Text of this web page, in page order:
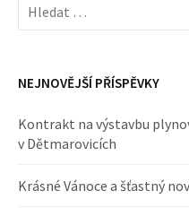
NEJNOVĚJŠÍ PŘÍSPĚVKY
Kontrakt na výstavbu
v Dětmarovicích
Krásné Vánoce a šťastný